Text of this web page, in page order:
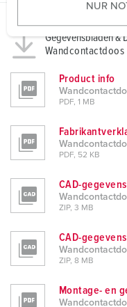
w
a
h
l
NUR
Gegevensbladen &
Wandcontactdoos
Product info
PDF, 1 MB
PDF, 52 KB
CAD-gegevens
ZIP, 3 MB
CAD-
ZIP, 8 MB
Montage- en